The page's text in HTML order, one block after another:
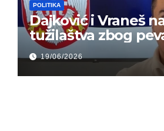
POLITIKA
Dajković i Vraneš
tužilaštva zbog
gusle
19/06/2026